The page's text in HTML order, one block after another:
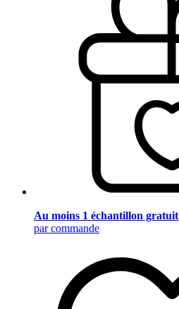
Au moins 1 échantillon gratuit
par commande